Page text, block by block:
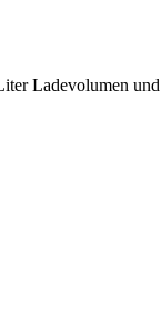
Ladevolumen